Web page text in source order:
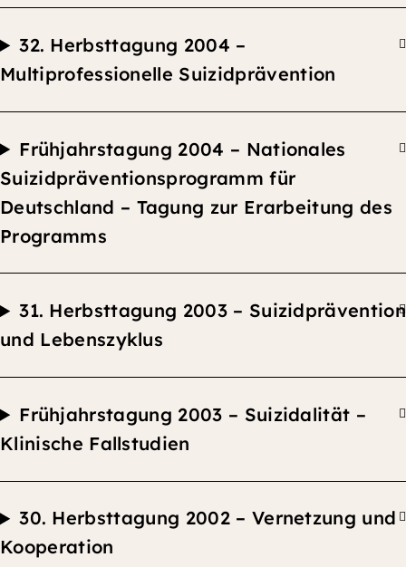
32. Herbsttagung 2004 –
Multiprofessionelle Suizidprävention
Frühjahrstagung 2004 – Nationales
Suizidpräventionsprogramm für
Deutschland – Tagung zur Erarbeitung des
Programms
31. Herbsttagung 2003 – Suizidprävention
und Lebenszyklus
Frühjahrstagung 2003 – Suizidalität –
Klinische Fallstudien
30. Herbsttagung 2002 – Vernetzung und
Kooperation